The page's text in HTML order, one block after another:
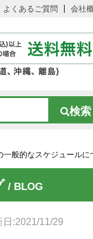
よくあるご質問 会社
一般的なスケジュール
/ BLOG
:2021/11/29